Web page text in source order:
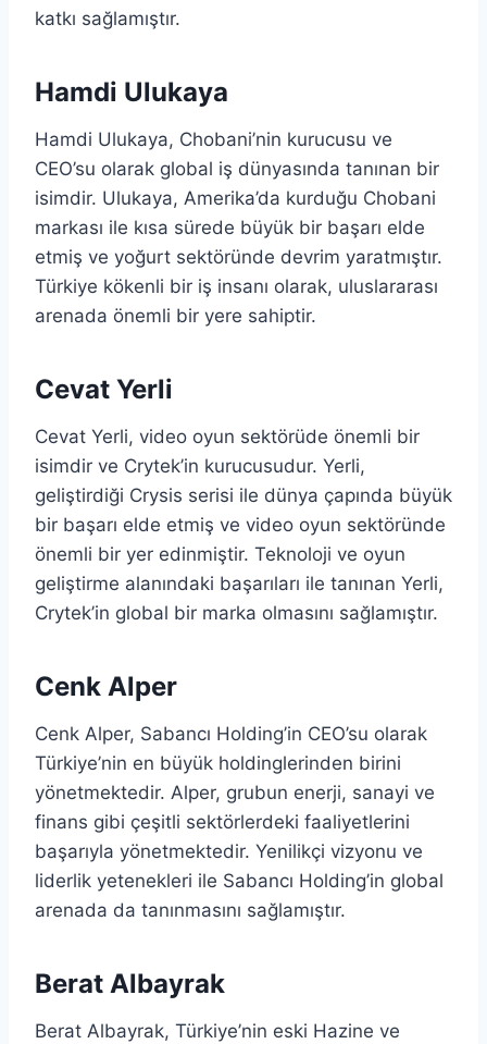
katkı sağlamıştır.
Hamdi Ulukaya
Hamdi Ulukaya, Chobani’nin kurucusu ve
CEO’su olarak global iş dünyasında tanınan bir
isimdir. Ulukaya, Amerika’da kurduğu Chobani
markası ile kısa sürede büyük bir başarı elde
etmiş ve yoğurt sektöründe devrim yaratmıştır.
Türkiye kökenli bir iş insanı olarak, uluslararası
arenada önemli bir yere sahiptir.
Cevat Yerli
Cevat Yerli, video oyun sektörüde önemli bir
isimdir ve Crytek’in kurucusudur. Yerli,
geliştirdiği Crysis serisi ile dünya çapında büyük
bir başarı elde etmiş ve video oyun sektöründe
önemli bir yer edinmiştir. Teknoloji ve oyun
geliştirme alanındaki başarıları ile tanınan Yerli,
Crytek’in global bir marka olmasını sağlamıştır.
Cenk Alper
Cenk Alper, Sabancı Holding’in CEO’su olarak
Türkiye’nin en büyük holdinglerinden birini
yönetmektedir. Alper, grubun enerji, sanayi ve
finans gibi çeşitli sektörlerdeki faaliyetlerini
başarıyla yönetmektedir. Yenilikçi vizyonu ve
liderlik yetenekleri ile Sabancı Holding’in global
arenada da tanınmasını sağlamıştır.
Berat Albayrak
Berat Albayrak, Türkiye’nin eski Hazine ve